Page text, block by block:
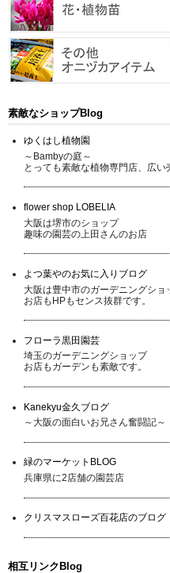
素敵なショップBlog
ゆくはし植物園
～Bambyの庭～
とっても素敵な植物専門店、広い
flower shop LOBELIA
大阪は堺市のショップ
趣味の園芸の上田さんのお店
よつ葉やのお気に入りブログ
大阪は豊中市のガーデニングショ
お店もHPもセンス抜群です。
フローラ黒田園芸
埼玉のガーデニングショップ
お店もガーデンも素敵です。
Kanekyu金久ブログ
～大阪の面白いお兄さん奮闘記～
緑のマーケットBLOG
兵庫県に2店舗の園芸店
クリスマスローズ百花店のブログ
相互リンクBlog